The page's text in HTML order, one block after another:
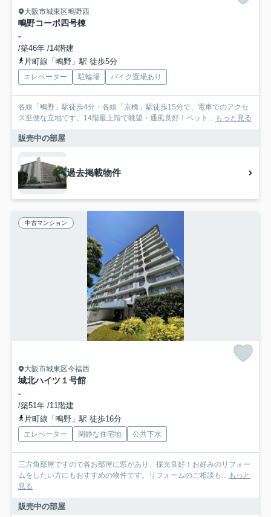
大阪市城東区鴫野西
鴫野コーポ四号棟
-
/築46年 /14階建
片町線「鴫野」駅 徒歩5分
エレベーター 駐輪場 バイク置場あり
各線「鴫野」駅徒歩4分・各線「京橋」駅徒歩15分で、電車でのアクセ
ス至便な立地です。14階最上階で眺望・通風良好！ペット...
もっと見る
販売中の部屋
過去掲載物件
中古マンション
大阪市城東区今福西
城北ハイツ１号館
-
/築51年 /11階建
片町線「鴫野」駅 徒歩16分
エレベーター 閑静な住宅地 公共下水
三方角部屋ですので各お部屋に窓があり、採光良好！お好みのリフォー
ムをしたい方にもおすすめの物件です。リフォームのご相談も...
もっと
見る
販売中の部屋